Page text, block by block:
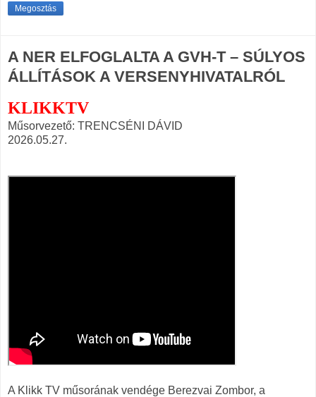
Megosztás
A NER ELFOGLALTA A GVH-T – SÚLYOS
ÁLLÍTÁSOK A VERSENYHIVATALRÓL
KLIKKTV
Műsorvezető: TRENCSÉNI DÁVID
2026.05.27.
A Klikk TV műsorának vendége Berezvai Zombor, a